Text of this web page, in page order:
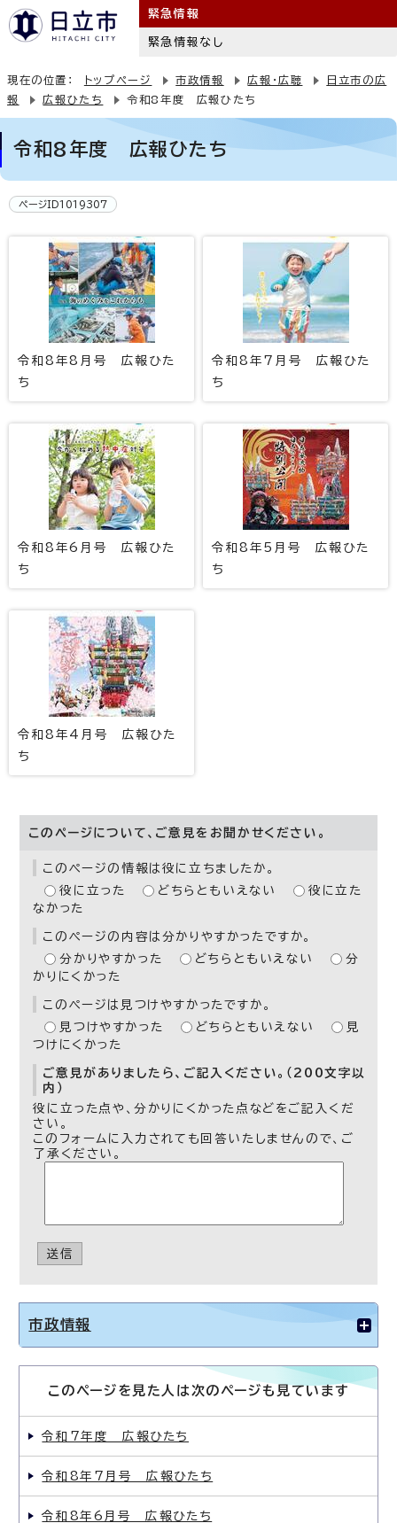
緊急情報
緊急情報なし
現在の位置： トップページ 市政情報 広報・広聴
日立市の広
報
広報ひたち 令和8年度 広報ひたち
令和8年度 広報ひたち
ページID1019307
令和8年8月号 広報ひた
ち
令和8年7月号 広報ひた
ち
令和8年6月号 広報ひた
ち
令和8年5月号 広報ひた
ち
令和8年4月号 広報ひた
ち
このページについて、ご意見をお聞かせください。
このページの情報は役に立ちましたか。
役に立った
どちらともいえない
役に立た
なかった
このページの内容は分かりやすかったですか。
分かりやすかった
どちらともいえない
分
かりにくかった
このページは見つけやすかったですか。
見つけやすかった
どちらともいえない
見
つけにくかった
ご意見がありましたら、ご記入ください。（200文字以
内）
役に立った点や、分かりにくかった点などをご記入くだ
さい。
このフォームに入力されても回答いたしませんので、ご
了承ください。
送信
市政情報
このページを見た人は次のページも見ています
令和7年度 広報ひたち
令和8年7月号 広報ひたち
令和8年6月号 広報ひたち